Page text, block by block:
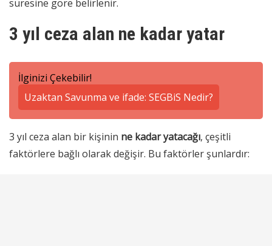
süresine göre belirlenir.
3 yıl ceza alan ne kadar yatar
İlginizi Çekebilir!
Uzaktan Savunma ve ifade: SEGBiS Nedir?
3 yıl ceza alan bir kişinin ne kadar yatacağı, çeşitli
faktörlere bağlı olarak değişir. Bu faktörler şunlardır: